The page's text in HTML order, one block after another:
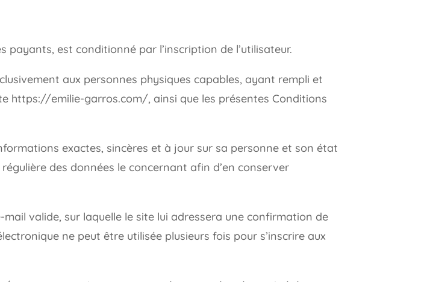
est conditionné par l’inscription de l’utilisateur.
aux personnes physiques capables, ayant rempli et
https://emilie-garros.com/, ainsi que les présentes Conditions
exactes, sincères et à jour sur sa personne et son état
des données le concernant afin d’en conserver
valide, sur laquelle le site lui adressera une confirmation de
ne peut être utilisée plusieurs fois pour s’inscrire aux